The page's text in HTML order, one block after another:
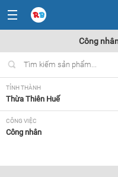
Công
TỈNH THÀNH
Thừa Thiên Huế
CÔNG VIỆC
Công nhân
Tất cả